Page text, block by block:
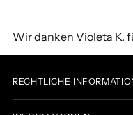
Wir danken Violeta K.
RECHTLICHE